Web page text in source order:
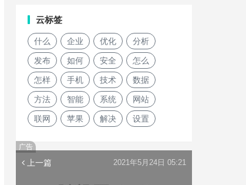
云标签
什么 企业 优化 分析
发布 如何 安全 怎么
怎样 手机 技术 数据
方法 智能 系统 网站
联网 苹果 解决 设置
广告
上一篇 2021年5月24日 05:21